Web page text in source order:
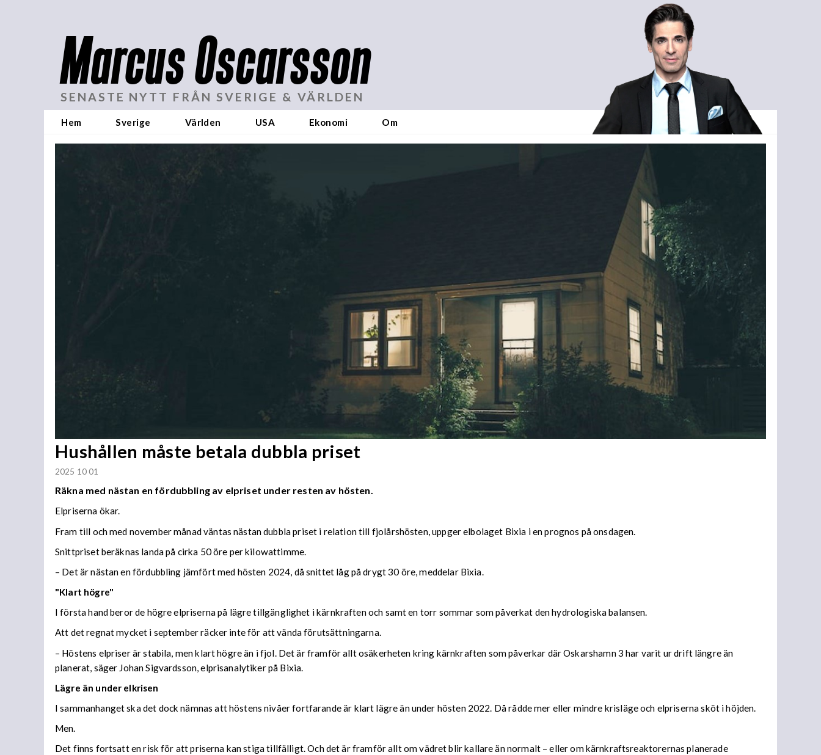
Marcus Oscarsson
SENASTE NYTT FRÅN SVERIGE & VÄRLDEN
Hem Sverige Världen USA Ekonomi Om
Hushållen måste betala dubbla priset
2025 10 01
Räkna med nästan en fördubbling av elpriset under resten av hösten.
Elpriserna ökar.
Fram till och med november månad väntas nästan dubbla priset i relation till fjolårshösten, uppger elbolaget Bixia i en prognos på onsdagen.
Snittpriset beräknas landa på cirka 50 öre per kilowattimme.
– Det är nästan en fördubbling jämfört med hösten 2024, då snittet låg på drygt 30 öre, meddelar Bixia.
"Klart högre"
I första hand beror de högre elpriserna på lägre tillgänglighet i kärnkraften och samt en torr sommar som påverkat den hydrologiska balansen.
Att det regnat mycket i september räcker inte för att vända förutsättningarna.
– Höstens elpriser är stabila, men klart högre än i fjol. Det är framför allt osäkerheten kring kärnkraften som påverkar där Oskarshamn 3 har varit ur drift längre än
planerat, säger Johan Sigvardsson, elprisanalytiker på Bixia.
Lägre än under elkrisen
I sammanhanget ska det dock nämnas att höstens nivåer fortfarande är klart lägre än under hösten 2022. Då rådde mer eller mindre krisläge och elpriserna sköt i höjden.
Men.
Det finns fortsatt en risk för att priserna kan stiga tillfälligt. Och det är framför allt om vädret blir kallare än normalt – eller om kärnkraftsreaktorernas planerade